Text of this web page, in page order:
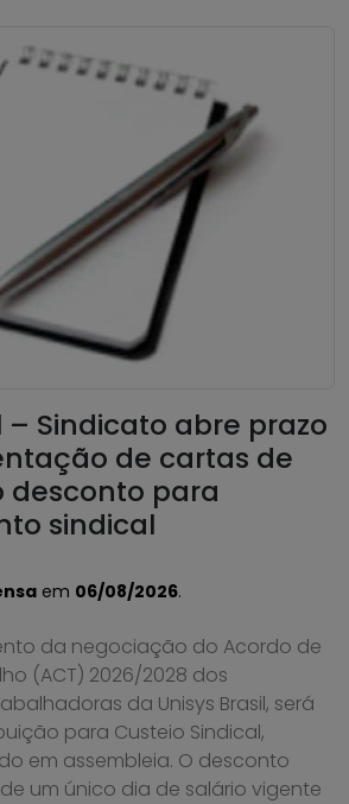
– Sindicato abre prazo
de cartas de
desconto para
sindical
em 06/08/2026.
da negociação do Acordo de
(ACT) 2026/2028 dos
da Unisys Brasil, será
para Custeio Sindical,
em assembleia. O desconto
um único dia de salário vigente